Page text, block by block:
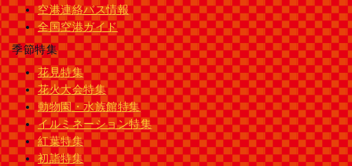
空港連絡バス情報
全国空港ガイド
季節特集
花見特集
花火大会特集
動物園・水族館特集
イルミネーション特集
紅葉特集
初詣特集